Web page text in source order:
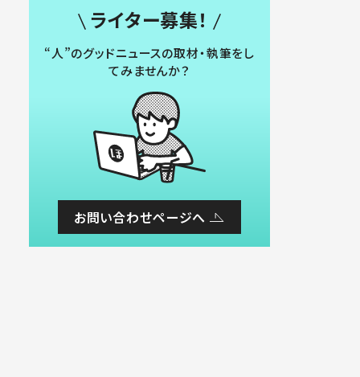
ライター募集！
“人”のグッドニュースの取材・執筆をし
てみませんか？
お問い合わせページへ